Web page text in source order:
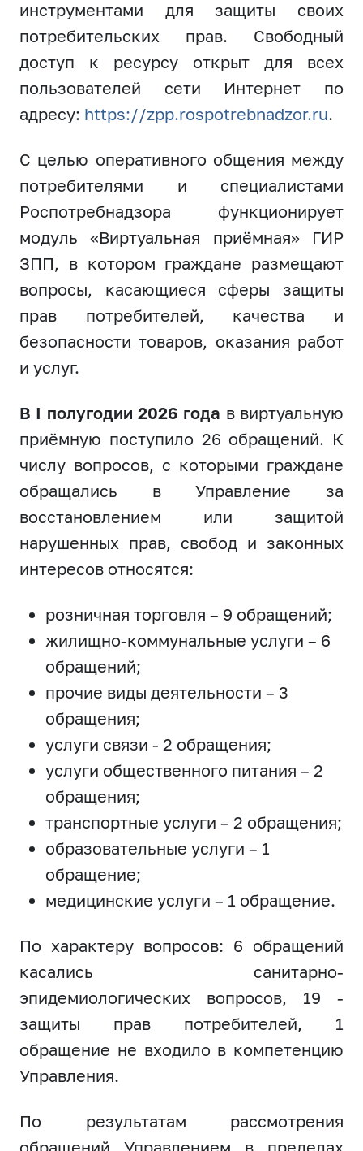
инструментами для защиты своих
потребительских прав. Свободный
доступ к ресурсу открыт для всех
пользователей сети Интернет по
адресу: https://zpp.rospotrebnadzor.ru.
С целью оперативного общения между
потребителями и специалистами
Роспотребнадзора функционирует
модуль «Виртуальная приёмная» ГИР
ЗПП, в котором граждане размещают
вопросы, касающиеся сферы защиты
прав потребителей, качества и
безопасности товаров, оказания работ
и услуг.
В I полугодии 2026 года в виртуальную
приёмную поступило 26 обращений. К
числу вопросов, с которыми граждане
обращались в Управление за
восстановлением или защитой
нарушенных прав, свобод и законных
интересов относятся:
розничная торговля – 9 обращений;
жилищно-коммунальные услуги – 6
обращений;
прочие виды деятельности – 3
обращения;
услуги связи - 2 обращения;
услуги общественного питания – 2
обращения;
транспортные услуги – 2 обращения;
образовательные услуги – 1
обращение;
медицинские услуги – 1 обращение.
По характеру вопросов: 6 обращений
касались санитарно-
эпидемиологических вопросов, 19 -
защиты прав потребителей, 1
обращение не входило в компетенцию
Управления.
По результатам рассмотрения
обращений Управлением в пределах